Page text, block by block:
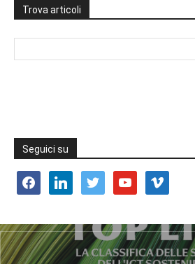
Trova articoli
Seguici su
facebooklinkedin twitter youtube vimeo